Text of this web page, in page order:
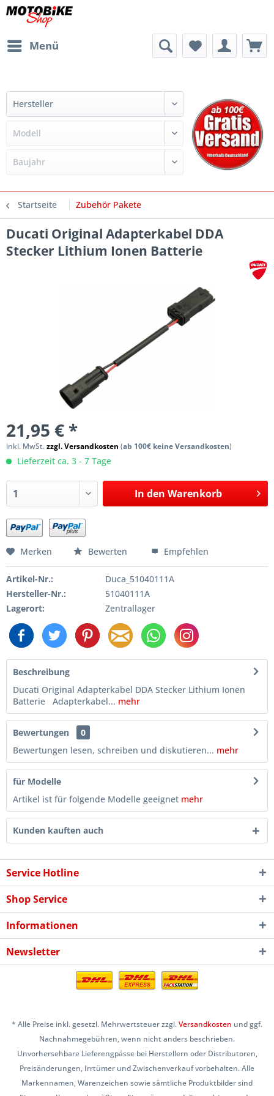
Menü
Startseite Zubehör Pakete
Ducati Original Adapterkabel DDA
Stecker Lithium Ionen Batterie
21,95 € *
inkl. MwSt.zzgl. Versandkosten (ab 100€ keine Versandkosten)
Lieferzeit ca. 3 - 7 Tage
In den Warenkorb
Merken Bewerten Empfehlen
Artikel-Nr.:
Duca_51040111A
Hersteller-Nr.:
51040111A
Lagerort:
Zentrallager
Beschreibung
Ducati Original Adapterkabel DDA Stecker Lithium Ionen
Batterie Adapterkabel... mehr
Bewertungen
0
Bewertungen lesen, schreiben und diskutieren... mehr
für Modelle
Artikel ist für folgende Modelle geeignet mehr
Kunden kauften auch
Service Hotline
Shop Service
Informationen
Newsletter
* Alle Preise inkl. gesetzl. Mehrwertsteuer zzgl.Versandkosten und ggf.
Nachnahmegebühren, wenn nicht anders beschrieben.
Unvorhersehbare Lieferengpässe bei Herstellern oder Distributoren,
Preisänderungen, Irrtümer und Zwischenverkauf vorbehalten. Alle
Markennamen, Warenzeichen sowie sämtliche Produktbilder sind